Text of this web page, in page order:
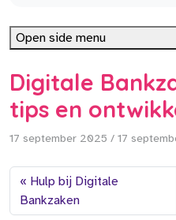
Digitale
tips en
17 september 2025 / 17
Hulp bij Digitale
Bankzaken
Open side menu